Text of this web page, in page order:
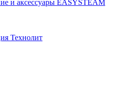
и аксессуары EASYSTEAM
Технолит